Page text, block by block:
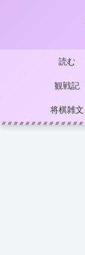
読む
観戦記
将棋雑文